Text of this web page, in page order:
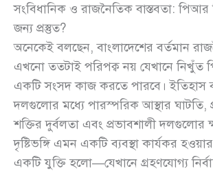
সংবিধানিক ও রাজনৈতিক বাস্তবতা: পিআর
জন্য প্রস্তুত?
অনেকেই বলছেন, বাংলাদেশের বর্তমান
এখনো ততটাই পরিপক্ব নয় যেখানে নিখুঁত
একটি সংসদ কাজ করতে পারবে। ইতিহাস
দলগুলোর মধ্যে পারস্পরিক আস্থার ঘাটতি,
শক্তির দুর্বলতা এবং প্রভাবশালী দলগুলোর
দৃষ্টিভঙ্গি এমন একটি ব্যবস্থা কার্যকর
একটি যুক্তি হলো—যেখানে গ্রহণযোগ্য